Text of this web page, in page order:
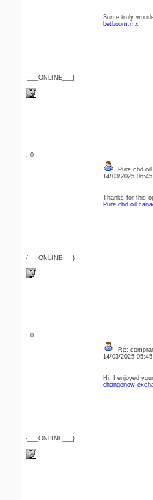
{___ONLINE___}
Some truly
betboom.mx
: 0
{___ONLINE___}
Pure cbd oil
14/03/2025
Thanks for this
Pure cbd oil
: 0
{___ONLINE___}
Re:
14/03/2025
Hi, I enjoyed
changenow